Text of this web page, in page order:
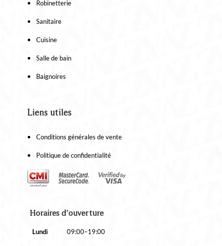
Robinetterie
Sanitaire
Cuisine
Salle de bain
Baignoires
Liens utiles
Conditions générales de vente
Politique de confidentialité
Horaires d’ouverture
Lundi 09:00–19:00